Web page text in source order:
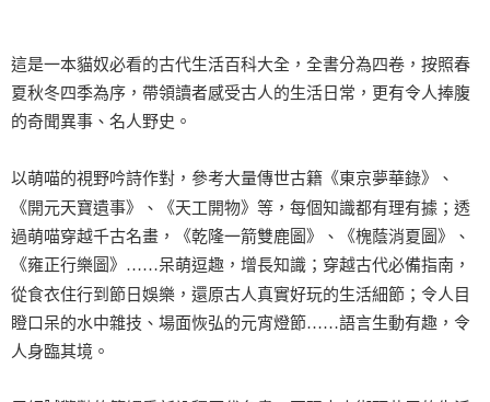
這是一本貓奴必看的古代生活百科大全，全書分為四卷，按照春
夏秋冬四季為序，帶領讀者感受古人的生活日常，更有令人捧腹
的奇聞異事、名人野史。
以萌喵的視野吟詩作對，參考大量傳世古籍《東京夢華錄》、
《開元天寶遺事》、《天工開物》等，每個知識都有理有據；透
過萌喵穿越千古名畫，《乾隆一箭雙鹿圖》、《槐蔭消夏圖》、
《雍正行樂圖》……呆萌逗趣，增長知識；穿越古代必備指南，
從食衣住行到節日娛樂，還原古人真實好玩的生活細節；令人目
瞪口呆的水中雜技、場面恢弘的元宵燈節……語言生動有趣，令
人身臨其境。